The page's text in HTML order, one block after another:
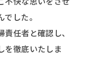
した。
任者と確認し、
を徹底いたしま